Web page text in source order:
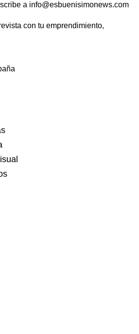
a info@esbuenisimonews.com
con tu emprendimiento,